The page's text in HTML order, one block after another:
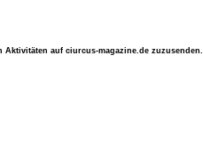
auf ciurcus-magazine.de